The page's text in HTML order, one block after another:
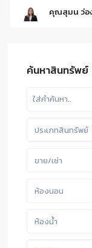
คุณสุมน ว่อ
ค้นหาสินทรัพย์
ประเภทสินทรัพย์
ขาย/เช่า
ห้องนอน
ห้องน้ำ